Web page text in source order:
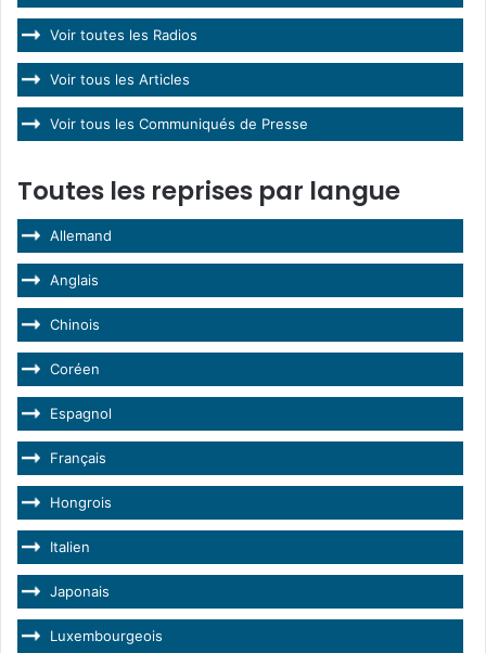
Voir toutes les Radios
Voir tous les Articles
Voir tous les Communiqués de Presse
Toutes les reprises par langue
Allemand
Anglais
Chinois
Coréen
Espagnol
Français
Hongrois
Italien
Japonais
Luxembourgeois